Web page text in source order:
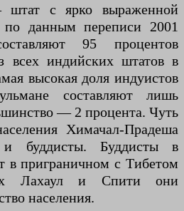
с ярко выраженной
по данным переписи 2001
95 процентов
всех индийских штатов в
высокая доля индуистов
составляют лишь
— 2 процента. Чуть
Химачал-Прадеша
и буддисты. Буддисты в
в приграничном с Тибетом
Лахаул и Спити они
населения.